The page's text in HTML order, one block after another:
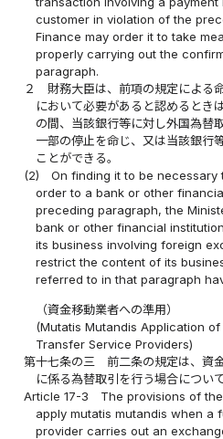
customer in violation of the
Finance may order it to take
properly carrying out the
paragraph.
２
財務大臣は、前項の規定による
において必要があると認めるとき
の間、当該銀行等に対し外国為替
一部の停止を命じ、又は当該銀行
ことができる。
(2)
On finding it to be necessary
order to a bank or other
preceding paragraph, the
bank or other financial
its business involving foreign
restrict the content of its
referred to in that paragraph
（資金移動業者への準用）
(Mutatis Mutandis Application
Transfer Service Providers)
第十七条の三
前二条の規定は、資
に係る為替取引を行う場合につい
Article 17-3
The provisions of
apply mutatis mutandis when a
provider carries out an